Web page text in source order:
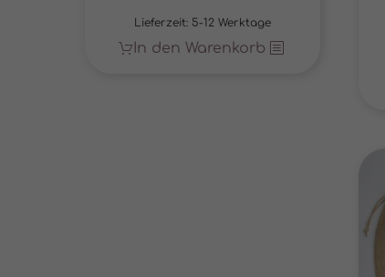
Lieferzeit: 5-12 Werktage
In den Warenkorb